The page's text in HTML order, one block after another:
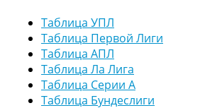
Таблица УПЛ
Таблица Первой Лиги
Таблица АПЛ
Таблица Ла Лига
Таблица Серии А
Таблица Бундеслиги